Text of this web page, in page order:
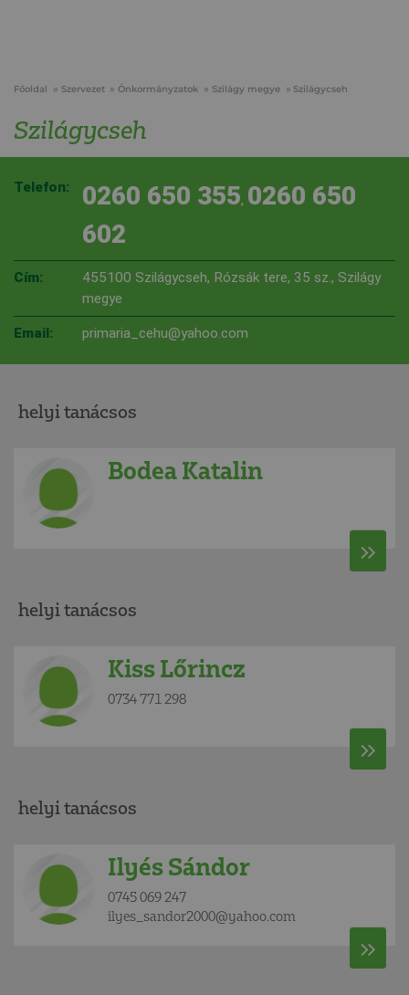
Főoldal Szervezet Önkormányzatok Szilágy megye Szilágycseh
Szilágycseh
Telefon: 0260 650 355, 0260 650
602
Cím:
455100 Szilágycseh, Rózsák tere, 35 sz., Szilágy
megye
Email: primaria_cehu@yahoo.com
helyi tanácsos
Bodea Katalin
helyi tanácsos
Kiss Lőrincz
0734 771 298
helyi tanácsos
Ilyés Sándor
0745 069 247
ilyes_sandor2000@yahoo.com